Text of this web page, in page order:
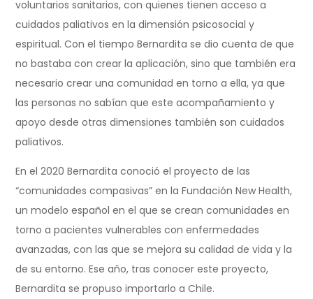
voluntarios sanitarios, con quienes tienen acceso a
cuidados paliativos en la dimensión psicosocial y
espiritual. Con el tiempo Bernardita se dio cuenta de que
no bastaba con crear la aplicación, sino que también era
necesario crear una comunidad en torno a ella, ya que
las personas no sabían que este acompañamiento y
apoyo desde otras dimensiones también son cuidados
paliativos.
En el 2020 Bernardita conoció el proyecto de las
“comunidades compasivas” en la Fundación New Health,
un modelo español en el que se crean comunidades en
torno a pacientes vulnerables con enfermedades
avanzadas, con las que se mejora su calidad de vida y la
de su entorno. Ese año, tras conocer este proyecto,
Bernardita se propuso importarlo a Chile.